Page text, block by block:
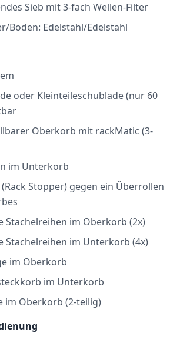
Sieb mit 3-fach Wellen-Filter
Boden: Edelstahl/Edelstahl
oder Kleinteileschublade (nur 60
Oberkorb mit rackMatic (3-
im Unterkorb
Stopper) gegen ein Überrollen
Stachelreihen im Oberkorb (2x)
Stachelreihen im Unterkorb (4x)
im Oberkorb
im Unterkorb
im Oberkorb (2-teilig)